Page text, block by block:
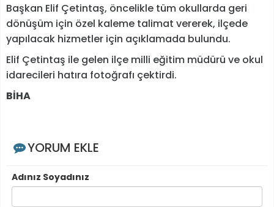
Başkan Elif Çetintaş, öncelikle tüm okullarda geri
dönüşüm için özel kaleme talimat vererek, ilçede
yapılacak hizmetler için açıklamada bulundu.
Elif Çetintaş ile gelen ilçe milli eğitim müdürü ve okul
idarecileri hatıra fotoğrafı çektirdi.
BİHA
YORUM EKLE
Adınız Soyadınız